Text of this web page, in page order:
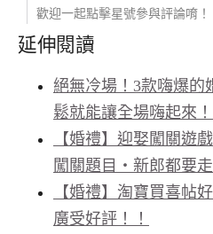
歡迎一起點擊星號參與評論唷！
延伸閱讀
絕無冷場！3款嗨爆的
鬆就能讓全場嗨起來！
【婚禮】迎娶闖關遊
闖關題目‧新郎都要走
【婚禮】淘寶買喜帖
廣受好評！！